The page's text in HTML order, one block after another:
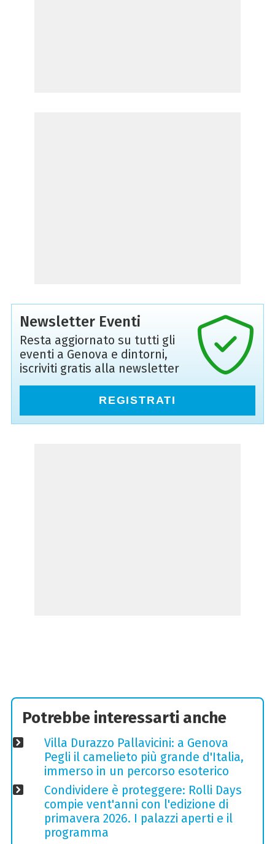
Newsletter Eventi
Resta aggiornato su tutti gli
eventi a Genova e dintorni,
iscriviti gratis alla newsletter
REGISTRATI
Potrebbe interessarti anche
Villa Durazzo Pallavicini: a Genova
Pegli il camelieto più grande d'Italia,
immerso in un percorso esoterico
Condividere è proteggere: Rolli Days
compie vent'anni con l'edizione di
primavera 2026. I palazzi aperti e il
programma